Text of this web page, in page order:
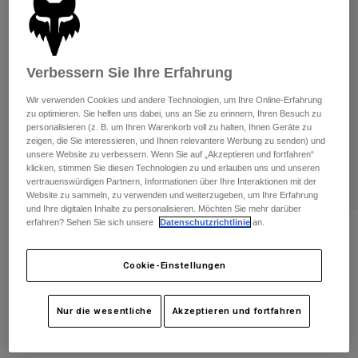
Hosen
Kurze Hosen
Jacken
Handschuhe
Protektoren
Brillen
Zubehör
Hosen
Jacken
Protektoren
Brillen
Socken
Taschen & Zubehör
Hemden
Alle anzeigen
Damen
T-Shirts & Tops
Hoodies und Pullover
Jacken
Hosen
Shirts
Guards
Brillen
Socken
Moto
Helme
Jerseys
Handschuhe
Price reduced from
€ 89,99to€ 53,99 40% OFF
Verbessern Sie Ihre Erfahrung
Wir verwenden Cookies und andere Technologien, um Ihre Online-Erfahrung
zu optimieren. Sie helfen uns dabei, uns an Sie zu erinnern, Ihren Besuch zu
personalisieren (z. B. um Ihren Warenkorb voll zu halten, Ihnen Geräte zu
zeigen, die Sie interessieren, und Ihnen relevantere Werbung zu senden) und
unsere Website zu verbessern. Wenn Sie auf „Akzeptieren und fortfahren“
klicken, stimmen Sie diesen Technologien zu und erlauben uns und unseren
vertrauenswürdigen Partnern, Informationen über Ihre Interaktionen mit der
Website zu sammeln, zu verwenden und weiterzugeben, um Ihre Erfahrung
und Ihre digitalen Inhalte zu personalisieren. Möchten Sie mehr darüber
erfahren? Sehen Sie sich unsere
Datenschutzrichtlinie an.
Cookie-Einstellungen
Nur die wesentliche Akzeptieren und fortfahren